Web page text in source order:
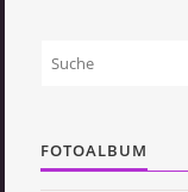
FOTOALBUM